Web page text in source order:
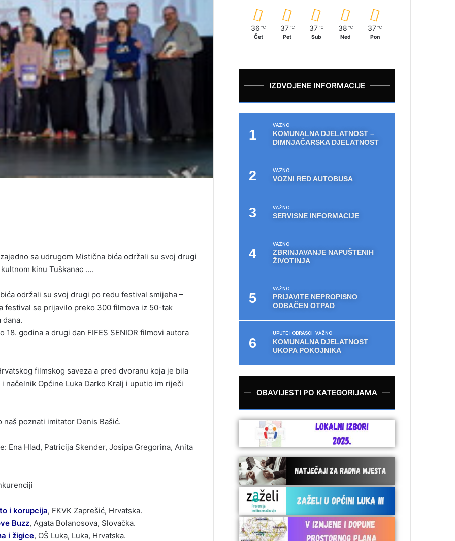
sa udrugom Mistična bića održali su svoj drugi
kinu Tuškanac ….
održali su svoj drugi po redu festival smijeha –
festival se prijavilo preko 300 filmova iz 50-tak
dana.
18. godina a drugi dan FIFES SENIOR filmovi autora
filmskog saveza a pred dvoranu koja je bila
Općine Luka Darko Kralj i uputio im riječi
poznati imitator Denis Bašić.
Ena Hlad, Patricija Skender, Josipa Gregorina, Anita
i korupcija, FKVK Zaprešić, Hrvatska.
Buzz, Agata Bolanosova, Slovačka.
i žigice, OŠ Luka, Luka, Hrvatska.
36 ℃
Čet
37 ℃
Pet
37 ℃
Sub
38 ℃
Ned
37 ℃
Pon
IZDVOJENE INFORMACIJE
VAŽNO
KOMUNALNA DJELATNOST –
DIMNJAČARSKA DJELATNOST
VAŽNO
VOZNI RED AUTOBUSA
VAŽNO
SERVISNE INFORMACIJE
VAŽNO
ZBRINJAVANJE NAPUŠTENIH
ŽIVOTINJA
VAŽNO
PRIJAVITE NEPROPISNO
ODBAČEN OTPAD
UPUTE I OBRASCI VAŽNO
KOMUNALNA DJELATNOST
UKOPA POKOJNIKA
OBAVIJESTI PO KATEGORIJAMA